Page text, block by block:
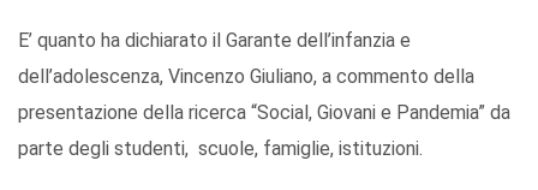
E’ quanto ha dichiarato il Garante dell’infanzia e
dell’adolescenza, Vincenzo Giuliano, a commento della
presentazione della ricerca “Social, Giovani e Pandemia” da
parte degli studenti, scuole, famiglie, istituzioni.